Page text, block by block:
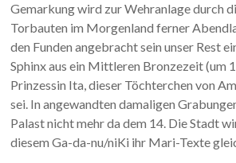
Gemarkung wird zur Wehranlage durch
Torbauten im Morgenland ferner
den Funden angebracht sein unser Rest
Sphinx aus ein Mittleren Bronzezeit (um
Prinzessin Ita, dieser Töchterchen von
sei. In angewandten damaligen
Palast nicht mehr da dem 14. Die Stadt
diesem Ga-da-nu/niKi ihr Mari-Texte